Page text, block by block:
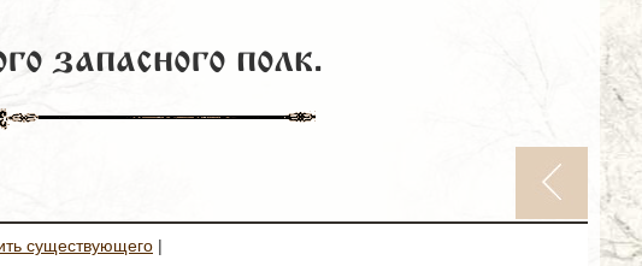
запасного полк.
существующего |